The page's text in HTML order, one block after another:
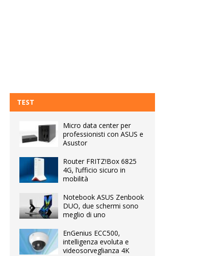
TEST
Micro data center per
professionisti con ASUS e
Asustor
Router FRITZ!Box 6825
4G, l’ufficio sicuro in
mobilità
Notebook ASUS Zenbook
DUO, due schermi sono
meglio di uno
EnGenius ECC500,
intelligenza evoluta e
videosorveglianza 4K